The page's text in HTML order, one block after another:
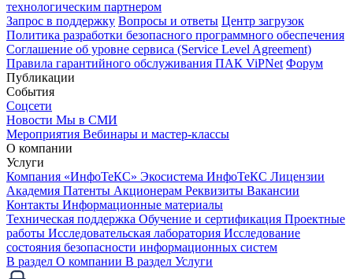
технологическим партнером
Запрос в поддержку Вопросы и ответы Центр загрузок
Политика разработки безопасного программного обеспечения
Соглашение об уровне сервиса (Service Level Agreement)
Правила гарантийного обслуживания ПАК ViPNet Форум
Публикации
События
Соцсети
Новости Мы в СМИ
Мероприятия Вебинары и мастер-классы
О компании
Услуги
Компания «ИнфоТеКС» Экосистема ИнфоТеКС Лицензии
Академия Патенты Акционерам Реквизиты Вакансии
Контакты Информационные материалы
Техническая поддержка Обучение и сертификация Проектные
работы Исследовательская лаборатория Исследование
состояния безопасности информационных систем
В раздел О компании В раздел Услуги